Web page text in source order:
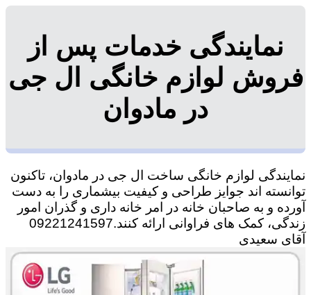
نمایندگی خدمات پس از
فروش لوازم خانگی ال جی
در مادوان
نمایندگی لوازم خانگی ساخت ال جی در مادوان، تاکنون
توانسته اند جوایز طراحی و کیفیت بیشماری را به دست
آورده و به صاحبان خانه در امر خانه داری و گذران امور
زندگی، کمک های فراوانی ارائه کنند.09221241597
آقای سعیدی